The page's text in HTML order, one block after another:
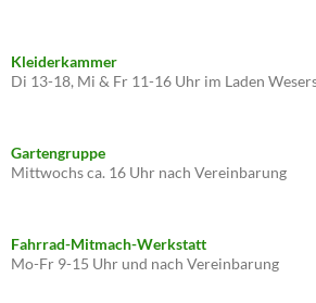
Kleiderkammer
Di 13-18, Mi & Fr 11-16 Uhr im Laden
Gartengruppe
Mittwochs ca. 16 Uhr nach Vereinbarung
Fahrrad-Mitmach-Werkstatt
Mo-Fr 9-15 Uhr und nach Vereinbarung